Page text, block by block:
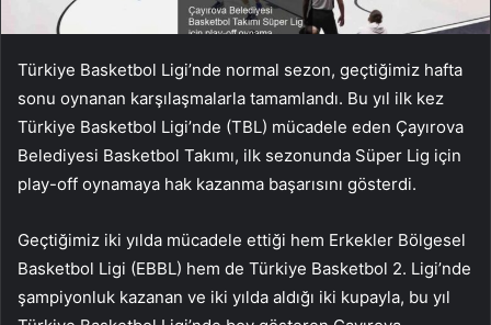
Türkiye Basketbol Ligi’nde normal sezon, geçtiğimiz hafta
sonu oynanan karşılaşmalarla tamamlandı. Bu yıl ilk kez
Türkiye Basketbol Ligi’nde (TBL) mücadele eden Çayırova
Belediyesi Basketbol Takımı, ilk sezonunda Süper Lig için
play-off oynamaya hak kazanma başarısını gösterdi.
Geçtiğimiz iki yılda mücadele ettiği hem Erkekler Bölgesel
Basketbol Ligi (EBBL) hem de Türkiye Basketbol 2. Ligi’nde
şampiyonluk kazanan ve iki yılda aldığı iki kupayla, bu yıl